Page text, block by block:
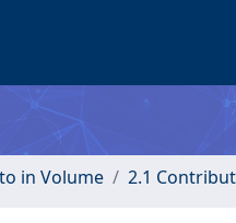
in Volume 2.1